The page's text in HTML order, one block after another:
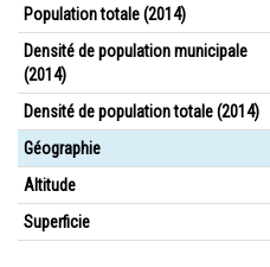
Population totale (2014)
Densité de population municipale
(2014)
Densité de population totale (2014)
Géographie
Altitude
Superficie